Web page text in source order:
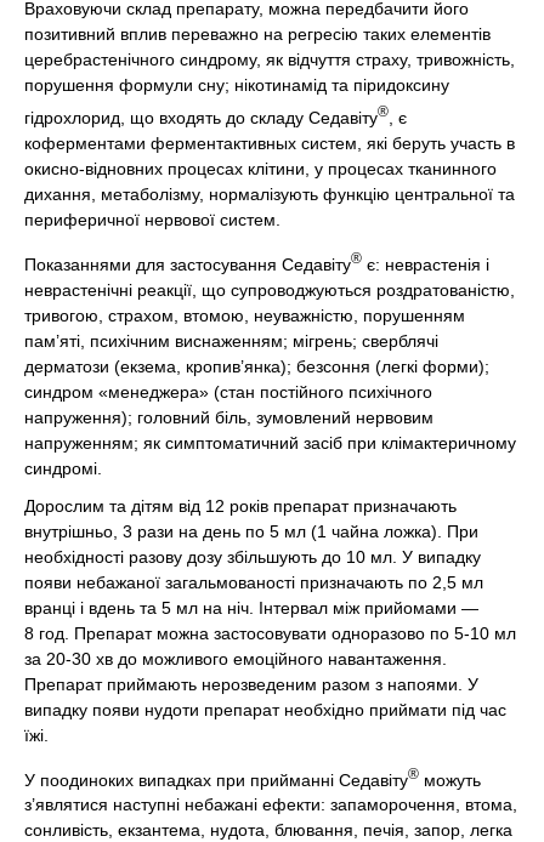
Враховуючи склад препарату, можна передбачити його
позитивний вплив переважно на регресію таких елементів
церебрастенічного синдрому, як відчуття страху, тривожність,
порушення формули сну; нікотинамід та піридоксину
гідрохлорид, що входять до складу Седавіту®
, є
коферментами ферментактивных систем, які беруть участь в
окисно-відновних процесах клітини, у процесах тканинного
дихання, метаболізму, нормалізують функцію центральної та
периферичної нервової систем.
Показаннями для застосування Седавіту® є: неврастенія і
неврастенічні реакції, що супроводжуються роздратованістю,
тривогою, страхом, втомою, неуважністю, порушенням
пам’яті, психічним виснаженням; мігрень; сверблячі
дерматози (екзема, кропив’янка); безсоння (легкі форми);
синдром «менеджера» (стан постійного психічного
напруження); головний біль, зумовлений нервовим
напруженням; як симптоматичний засіб при клімактеричному
синдромі.
Дорослим та дітям від 12 років препарат призначають
внутрішньо, 3 рази на день по 5 мл (1 чайна ложка). При
необхідності разову дозу збільшують до 10 мл. У випадку
появи небажаної загальмованості призначають по 2,5 мл
вранці і вдень та 5 мл на ніч. Інтервал між прийомами —
8 год. Препарат можна застосовувати одноразово по 5-10 мл
за 20-30 хв до можливого емоційного навантаження.
Препарат приймають нерозведеним разом з напоями. У
випадку появи нудоти препарат необхідно приймати під час
їжі.
У поодиноких випадках при прийманні Седавіту® можуть
з’являтися наступні небажані ефекти: запаморочення, втома,
сонливість, екзантема, нудота, блювання, печія, запор, легка